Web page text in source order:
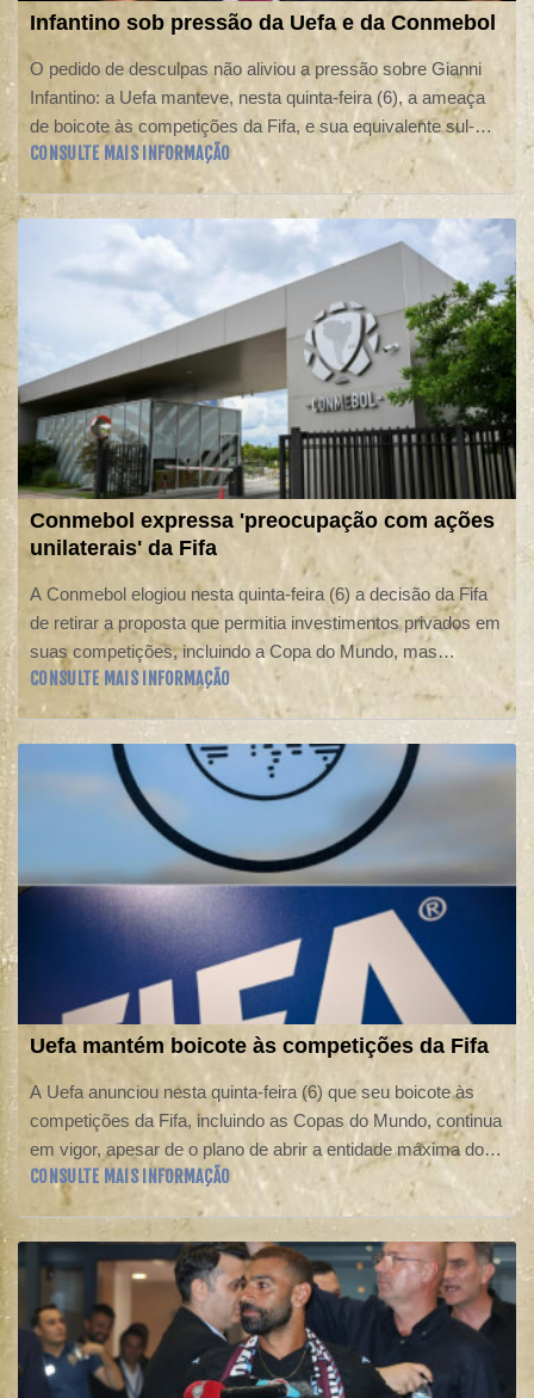
Infantino sob pressão da Uefa e da Conmebol
O pedido de desculpas não aliviou a pressão sobre Gianni
Infantino: a Uefa manteve, nesta quinta-feira (6), a ameaça
de boicote às competições da Fifa, e sua equivalente sul-
americana (Conmebol), próxima do dirigente, questionou "as
ações unilaterais reiteradas" da entidade máxima do futebol.
CONSULTE MAIS INFORMAÇÃO
Conmebol expressa 'preocupação com ações
unilaterais' da Fifa
A Conmebol elogiou nesta quinta-feira (6) a decisão da Fifa
de retirar a proposta que permitia investimentos privados em
suas competições, incluindo a Copa do Mundo, mas
expressou preocupação com as "ações unilaterais" da
entidade máxima do futebol.
CONSULTE MAIS INFORMAÇÃO
Uefa mantém boicote às competições da Fifa
A Uefa anunciou nesta quinta-feira (6) que seu boicote às
competições da Fifa, incluindo as Copas do Mundo, continua
em vigor, apesar de o plano de abrir a entidade máxima do
futebol a investidores privados externos já ter sido
abandonado.
CONSULTE MAIS INFORMAÇÃO